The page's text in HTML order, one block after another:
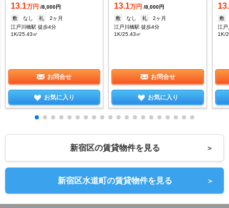
13.1万円 /8,000円
敷
なし 礼
2ヶ月
江戸川橋駅 徒歩4分
1K/25.43㎡
お問合せ
お気に入り
13.1万円 /8,000円
敷
なし 礼
2ヶ月
江戸川橋駅 徒歩4分
1K/25.43㎡
お問合せ
お気に入り
敷
江戸
1K/
新宿区の賃貸物件を見る ＞
新宿区水道町の賃貸物件を見る ＞